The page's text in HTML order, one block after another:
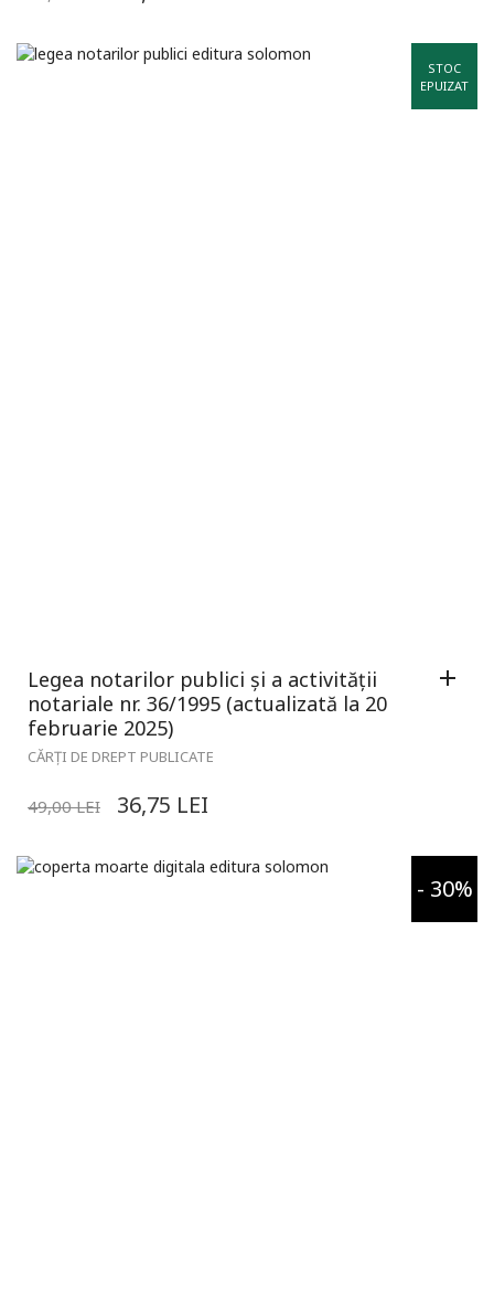
STOC
EPUIZAT
Legea notarilor publici și a activității
notariale nr. 36/1995 (actualizată la 20
februarie 2025)
CĂRȚI DE DREPT PUBLICATE
49,00LEI 36,75 LEI
- 30%